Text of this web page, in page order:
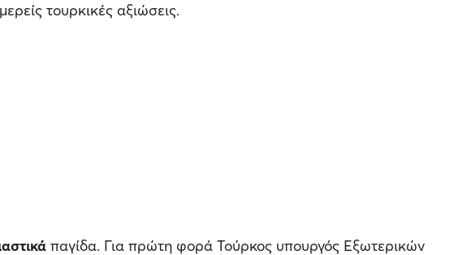
τουρκικές αξιώσεις.
παγίδα. Για πρώτη φορά Τούρκος υπουργός Εξωτερικών